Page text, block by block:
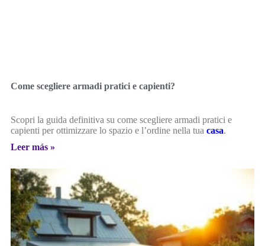
Come scegliere armadi pratici e capienti?
Scopri la guida definitiva su come scegliere armadi pratici e
capienti per ottimizzare lo spazio e l’ordine nella tua casa.
Leer más »